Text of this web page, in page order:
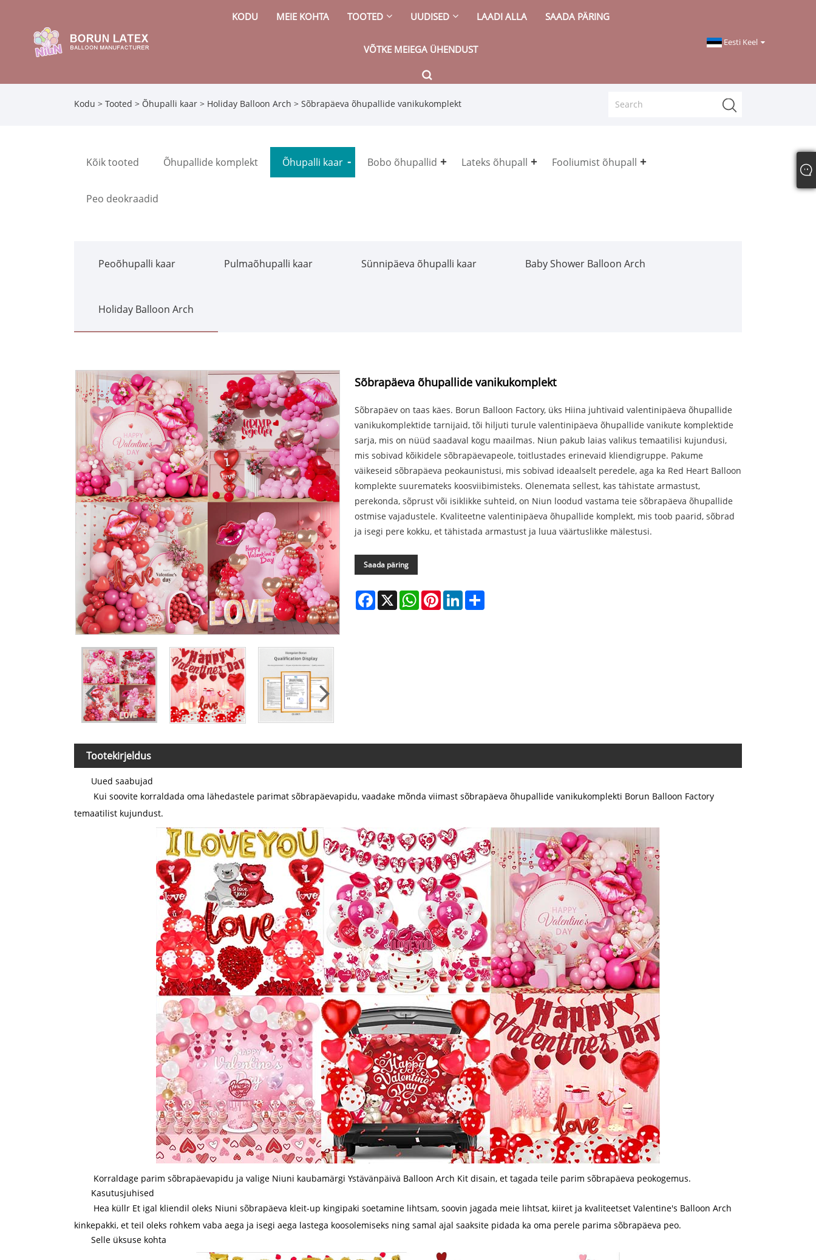
KODU MEIE KOHTA TOOTED UUDISED LAADI ALLA SAADA PÄRING
VÕTKE MEIEGA ÜHENDUST
Eesti Keel
Kodu > Tooted > Õhupalli kaar > Holiday Balloon Arch > Sõbrapäeva õhupallide vanikukomplekt
Kõik tooted Õhupallide komplekt Õhupalli kaar Bobo õhupallid Lateks õhupall Fooliumist õhupall
Peo deokraadid
Peoõhupalli kaar Pulmaõhupalli kaar Sünnipäeva õhupalli kaar Baby Shower Balloon Arch
Holiday Balloon Arch
Sõbrapäeva õhupallide vanikukomplekt
Sõbrapäev on taas käes. Borun Balloon Factory, üks Hiina juhtivaid valentinipäeva õhupallide
vanikukomplektide tarnijaid, tõi hiljuti turule valentinipäeva õhupallide vanikute komplektide
sarja, mis on nüüd saadaval kogu maailmas. Niun pakub laias valikus temaatilisi kujundusi,
mis sobivad kõikidele sõbrapäevapeole, toitlustades erinevaid kliendigruppe. Pakume
väikeseid sõbrapäeva peokaunistusi, mis sobivad ideaalselt peredele, aga ka Red Heart Balloon
komplekte suuremateks koosviibimisteks. Olenemata sellest, kas tähistate armastust,
perekonda, sõprust või isiklikke suhteid, on Niun loodud vastama teie sõbrapäeva õhupallide
ostmise vajadustele. Kvaliteetne valentinipäeva õhupallide komplekt, mis toob paarid, sõbrad
ja isegi pere kokku, et tähistada armastust ja luua väärtuslikke mälestusi.
Saada päring
Facebook
X WhatsAppPinterestLinkedIn
Tootekirjeldus
Uued saabujad
Kui soovite korraldada oma lähedastele parimat sõbrapäevapidu, vaadake mõnda viimast sõbrapäeva õhupallide vanikukomplekti Borun Balloon Factory
temaatilist kujundust.
Korraldage parim sõbrapäevapidu ja valige Niuni kaubamärgi Ystävänpäivä Balloon Arch Kit disain, et tagada teile parim sõbrapäeva peokogemus.
Kasutusjuhised
Hea küllr Et igal kliendil oleks Niuni sõbrapäeva kleit-up kingipaki soetamine lihtsam, soovin jagada meie lihtsat, kiiret ja kvaliteetset Valentine's Balloon Arch
kinkepakki, et teil oleks rohkem vaba aega ja isegi aega lastega koosolemiseks ning samal ajal saaksite pidada ka oma perele parima sõbrapäeva peo.
Selle üksuse kohta